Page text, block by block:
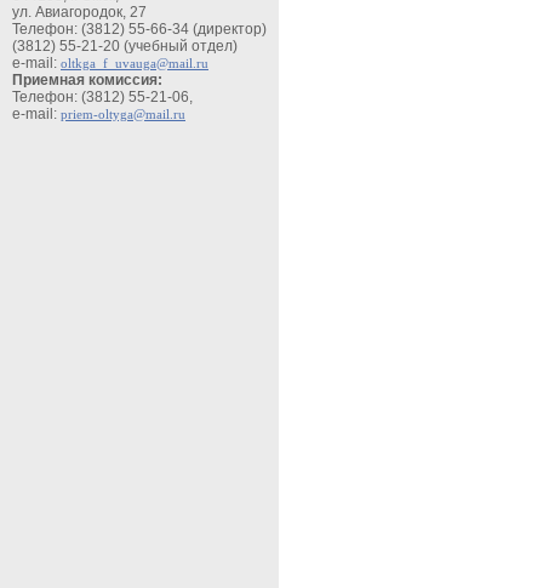
ул. Авиагородок, 27
Телефон: (3812) 55-66-34 (директор)
(3812) 55-21-20 (учебный отдел)
e-mail: oltkga_f_uvauga@mail.ru
Приемная комиссия:
Телефон: (3812) 55-21-06,
e-mail: priem-oltyga@mail.ru